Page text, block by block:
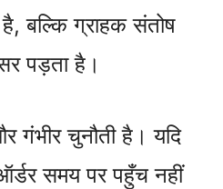
है, बल्कि ग्राहक संतोष
पड़ता है।
गंभीर चुनौती है। यदि
समय पर पहुँच नहीं